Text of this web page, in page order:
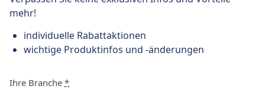
mehr!
individuelle Rabattaktionen
wichtige Produktinfos und -änderungen
Ihre Branche *